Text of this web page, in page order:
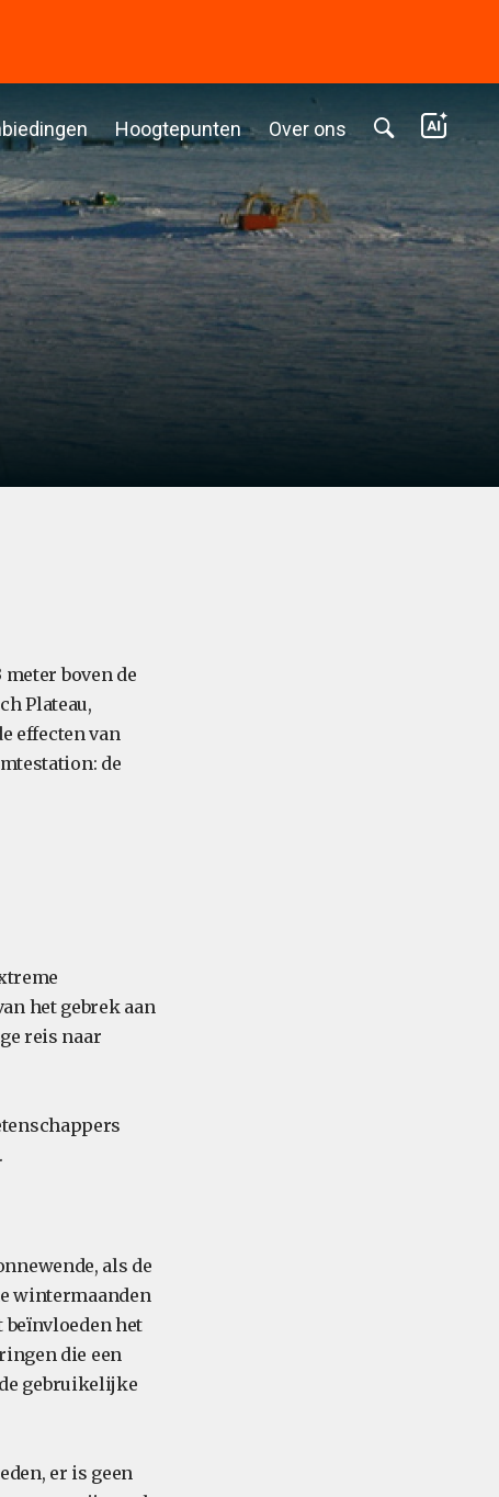
Hoogtepunten Over ons
boven de
Plateau,
effecten van
de
het gebrek aan
reis naar
als de
wintermaanden
beïnvloeden het
die een
gebruikelijke
er is geen